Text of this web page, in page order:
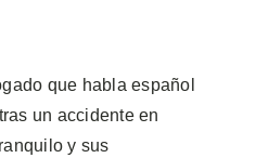
que habla español
un accidente en
y sus